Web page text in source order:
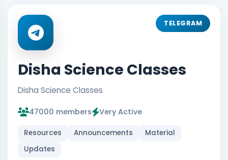
TELEGRAM
Disha Science Classes
Disha Science Classes
47000 members Very Active
Resources Announcements
Material
Updates